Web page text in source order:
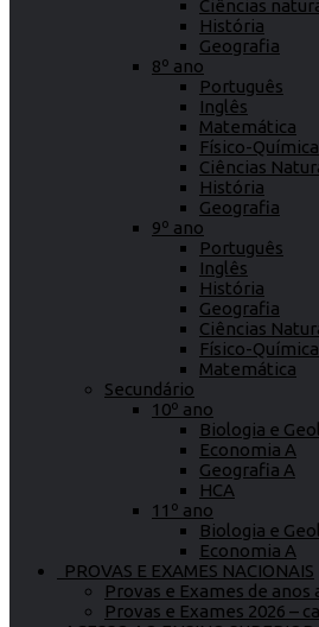
Ciências
História
Geografia
8º ano
Português
Inglês
Matemática
Físico-Química
Ciências
História
Geografia
9º ano
Português
Inglês
História
Geografia
Ciências
Físico-Química
Matemática
Secundário
10º ano
Biologia e
Economia A
Geografia A
HCA
11º ano
Biologia e
Economia A
PROVAS E EXAMES NACIONAIS
Provas e Exames de
Provas e Exames 2026 –